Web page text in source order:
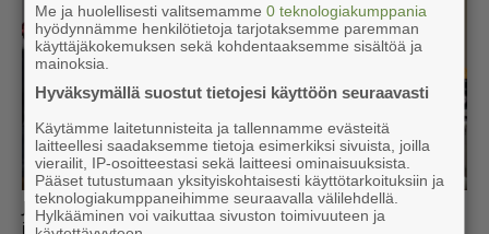
Joukkueenjohtaja Katja Borgman jakamassa
juomapulloja pelaajille.
Me ja huolellisesti valitsemamme0 teknologiakumppania
hyödynnämme henkilötietoja tarjotaksemme paremman
käyttäjäkokemuksen sekä kohdentaaksemme sisältöä ja
mainoksia.
Hyväksymällä suostut tietojesi käyttöön seuraavasti
Käytämme laitetunnisteita ja tallennamme evästeitä
laitteellesi saadaksemme tietoja esimerkiksi sivuista, joilla
vierailit, IP-osoitteestasi sekä laitteesi ominaisuuksista.
Pääset tutustumaan yksityiskohtaisesti käyttötarkoituksiin ja
teknologiakumppaneihimme seuraavalla välilehdellä.
Hylkääminen voi vaikuttaa sivuston toimivuuteen ja